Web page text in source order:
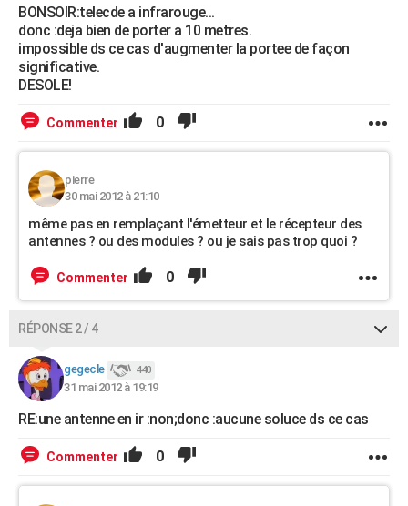
BONSOIR:telecde a infrarouge...
donc :deja bien de porter a 10 metres.
impossible ds ce cas d'augmenter la portee de façon
significative.
DESOLE!
Commenter 0
pierre
30 mai 2012 à 21:10
même pas en remplaçant l'émetteur et le récepteur des
antennes ? ou des modules ? ou je sais pas trop quoi ?
Commenter 0
RÉPONSE 2 / 4
gegecle 440
31 mai 2012 à 19:19
RE:une antenne en ir :non;donc :aucune soluce ds ce cas
Commenter 0